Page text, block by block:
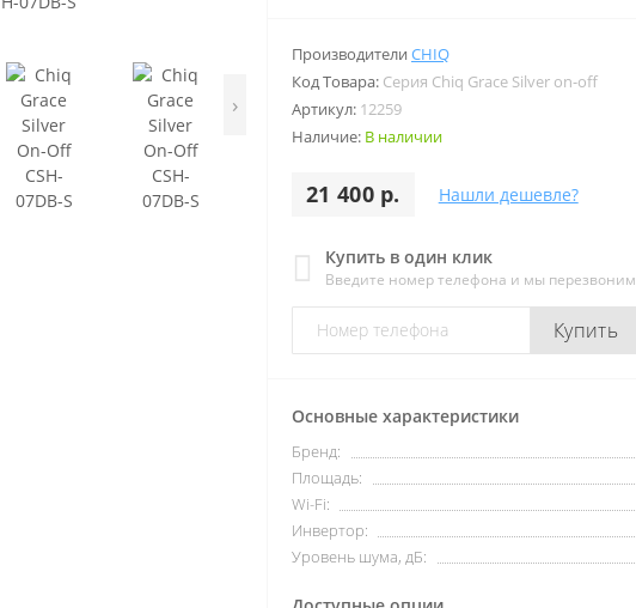
›
Производители CHIQ
Код Товара: Серия Chiq Grace Silver on-off
Артикул: 12259
Наличие: В наличии
21 400 р. Нашли дешевле?
Купить в один клик
Введите номер телефона и мы перезвоним
Купить
Основные характеристики
Бренд:
Площадь:
Wi-Fi:
Инвертор:
Уровень шума, дБ: